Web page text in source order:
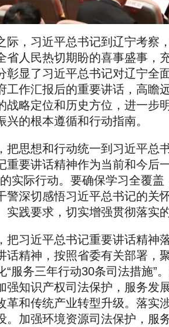
际，习近平总书记到辽宁考察
省人民热切期盼的喜事盛事，
彰显了习近平总书记对辽宁全
工作汇报后的重要讲话，高瞻
战略定位和历史方位，进一步
的根本遵循和行动指南。
把思想和行动统一到习近平总
重要讲话精神作为当前和今后
的实际行动。要确保学习全覆
警深切感悟习近平总书记的关
实践要求，切实增强贯彻落实
把习近平总书记重要讲话精神
话精神，按照省委有关部署，
服务三年行动30条司法措施”
强知识产权司法保护，服务发
革和传统产业转型升级。落实
。加强环境资源司法保护，服